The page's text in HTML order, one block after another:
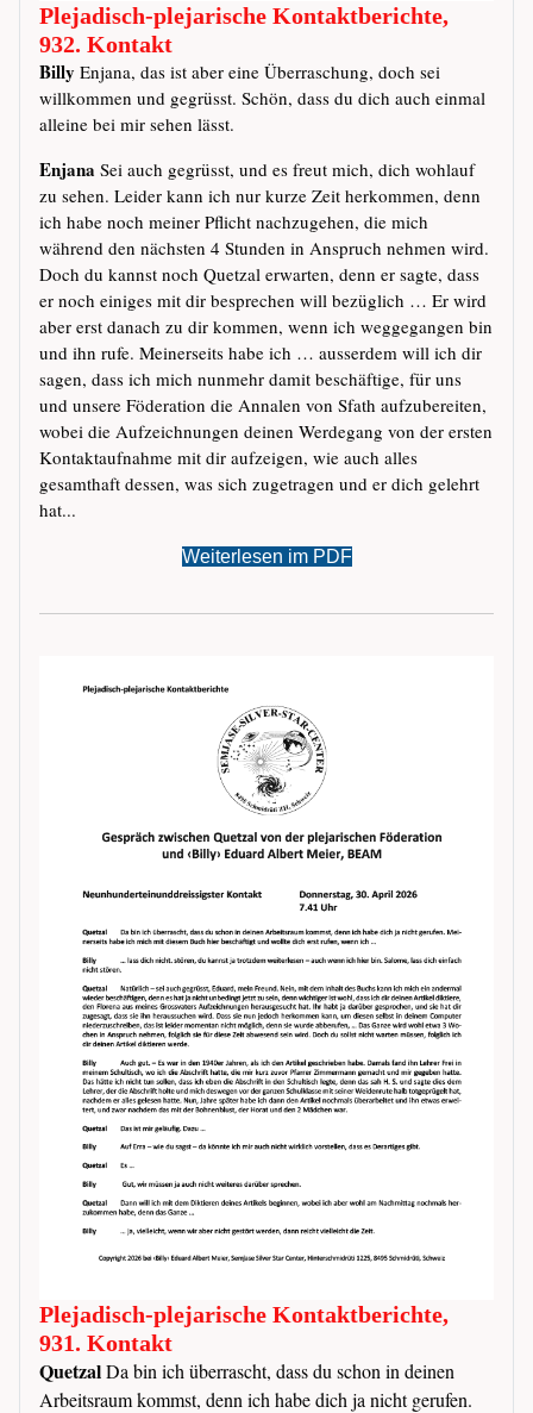
Plejadisch-plejarische Kontaktberichte,
932. Kontakt
Billy Enjana, das ist aber eine Überraschung, doch sei
willkommen und gegrüsst. Schön, dass du dich auch einmal
alleine bei mir sehen lässt.
Enjana Sei auch gegrüsst, und es freut mich, dich wohlauf
zu sehen. Leider kann ich nur kurze Zeit herkommen, denn
ich habe noch meiner Pflicht nachzugehen, die mich
während den nächsten 4 Stunden in Anspruch nehmen wird.
Doch du kannst noch Quetzal erwarten, denn er sagte, dass
er noch einiges mit dir besprechen will bezüglich … Er wird
aber erst danach zu dir kommen, wenn ich weggegangen bin
und ihn rufe. Meinerseits habe ich … ausserdem will ich dir
sagen, dass ich mich nunmehr damit beschäftige, für uns
und unsere Föderation die Annalen von Sfath aufzubereiten,
wobei die Aufzeichnungen deinen Werdegang von der ersten
Kontaktaufnahme mit dir aufzeigen, wie auch alles
gesamthaft dessen, was sich zugetragen und er dich gelehrt
hat...
Weiterlesen im PDF
Plejadisch-plejarische Kontaktberichte,
931. Kontakt
QuetzalDa bin ich überrascht, dass du schon in deinen
Arbeitsraum kommst, denn ich habe dich ja nicht gerufen.